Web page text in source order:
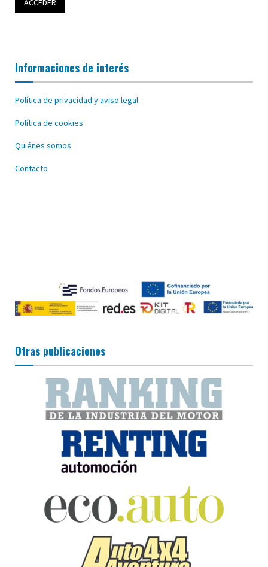
Informaciones de interés
Política de privacidad y aviso legal
Política de cookies
Quiénes somos
Contacto
Otras publicaciones